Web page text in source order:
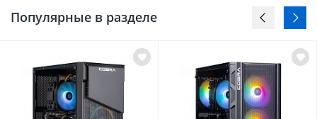
Популярные в разделе